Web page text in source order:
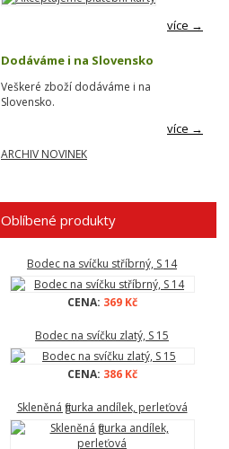
více →
Dodáváme i na Slovensko
Veškeré zboží dodáváme i na
Slovensko.
více →
ARCHIV NOVINEK
Oblíbené produkty
Bodec na svíčku stříbrný, S 14
CENA: 369 Kč
Bodec na svíčku zlatý, S 15
CENA: 386 Kč
Skleněná figurka andílek, perleťová